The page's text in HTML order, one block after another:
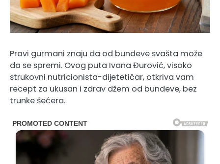
Pravi gurmani znaju da od bundeve svašta može
da se spremi. Ovog puta Ivana Đurović, visoko
strukovni nutricionista-dijetetičar, otkriva vam
recept za ukusan i zdrav džem od bundeve, bez
trunke šećera.